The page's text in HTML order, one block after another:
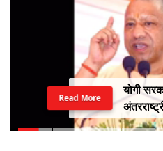
योगी
महीने में
Read More